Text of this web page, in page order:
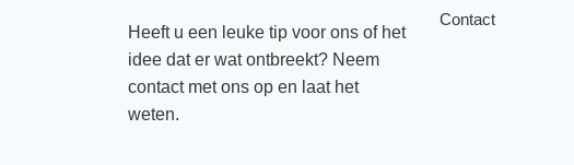
Heeft u een leuke tip voor ons of het
idee dat er wat ontbreekt? Neem
contactmet ons op en laat het
weten.
Contact